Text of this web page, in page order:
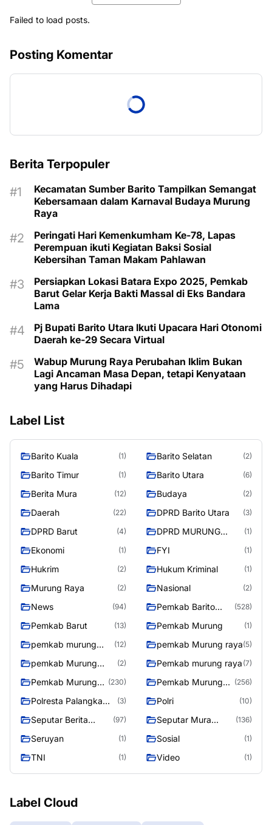
Failed to load posts.
Posting Komentar
Berita Terpopuler
Kecamatan Sumber Barito Tampilkan Semangat
Kebersamaan dalam Karnaval Budaya Murung
Raya
Peringati Hari Kemenkumham Ke-78, Lapas
Perempuan ikuti Kegiatan Baksi Sosial
Kebersihan Taman Makam Pahlawan
Persiapkan Lokasi Batara Expo 2025, Pemkab
Barut Gelar Kerja Bakti Massal di Eks Bandara
Lama
Pj Bupati Barito Utara Ikuti Upacara Hari Otonomi
Daerah ke-29 Secara Virtual
Wabup Murung Raya Perubahan Iklim Bukan
Lagi Ancaman Masa Depan, tetapi Kenyataan
yang Harus Dihadapi
Label List
Barito Kuala (1) Barito Selatan (2)
Barito Timur (1) Barito Utara (6)
Berita Mura (12) Budaya (2)
Daerah (22) DPRD Barito Utara (3)
DPRD Barut (4)
DPRD MURUNG
(1)
Ekonomi (1) FYI (1)
Hukrim (2) Hukum Kriminal (1)
Murung Raya (2) Nasional (2)
News (94)
Pemkab Barito
(528)
Pemkab Barut (13) Pemkab Murung (1)
pemkab murung
(12) pemkab Murung raya(5)
pemkab Murung
(2) Pemkab murung raya (7)
Pemkab Murung
(230)
Pemkab Murung
(256)
Polresta Palangka
(3) Polri (10)
Seputar Berita
(97)
Seputar Mura
(136)
Seruyan (1) Sosial (1)
TNI (1) Video (1)
Label Cloud